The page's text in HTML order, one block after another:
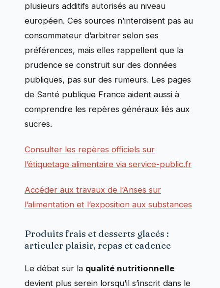
plusieurs additifs autorisés au niveau
européen. Ces sources n’interdisent pas au
consommateur d’arbitrer selon ses
préférences, mais elles rappellent que la
prudence se construit sur des données
publiques, pas sur des rumeurs. Les pages
de Santé publique France aident aussi à
comprendre les repères généraux liés aux
sucres.
Consulter les repères officiels sur
l’étiquetage alimentaire via service-public.fr
Accéder aux travaux de l’Anses sur
l’alimentation et l’exposition aux substances
Produits frais et desserts glacés :
articuler plaisir, repas et cadence
Le débat sur la qualité nutritionnelle
devient plus serein lorsqu’il s’inscrit dans le